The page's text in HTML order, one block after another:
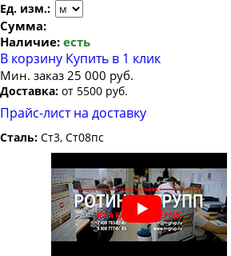
Ед. изм.:
Сумма:
Наличие: есть
В корзину Купить в 1 клик
Мин. заказ 25 000 руб.
Доставка: от 5500 руб.
Прайс-лист на доставку
Сталь: Ст3, Ст08пс